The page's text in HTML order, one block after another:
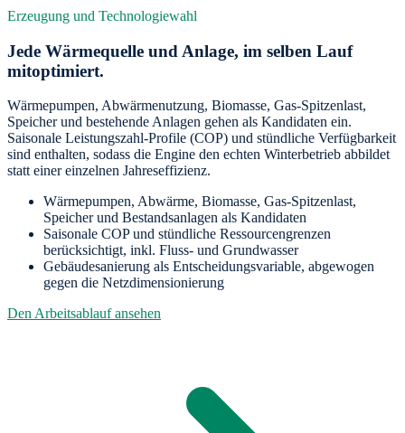
Erzeugung und Technologiewahl
Jede Wärmequelle und Anlage, im selben Lauf
mitoptimiert.
Wärmepumpen, Abwärmenutzung, Biomasse, Gas-Spitzenlast,
Speicher und bestehende Anlagen gehen als Kandidaten ein.
Saisonale Leistungszahl-Profile (COP) und stündliche Verfügbarkeit
sind enthalten, sodass die Engine den echten Winterbetrieb abbildet
statt einer einzelnen Jahreseffizienz.
Wärmepumpen, Abwärme, Biomasse, Gas-Spitzenlast,
Speicher und Bestandsanlagen als Kandidaten
Saisonale COP und stündliche Ressourcengrenzen
berücksichtigt, inkl. Fluss- und Grundwasser
Gebäudesanierung als Entscheidungsvariable, abgewogen
gegen die Netzdimensionierung
Den Arbeitsablauf ansehen